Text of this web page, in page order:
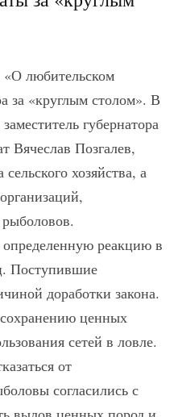
«О любительском
за «круглым столом». В
губернатора
Вячеслав Позгалев,
хозяйства, а
реакцию в
Поступившие
доработки закона.
ценных
сетей в ловле.
от
согласились с